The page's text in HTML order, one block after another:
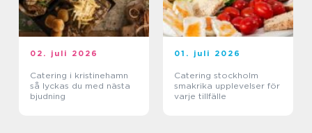
02. juli 2026
Catering i kristinehamn
så lyckas du med nästa
bjudning
01. juli 2026
Catering stockholm
smakrika upplevelser för
varje tillfälle